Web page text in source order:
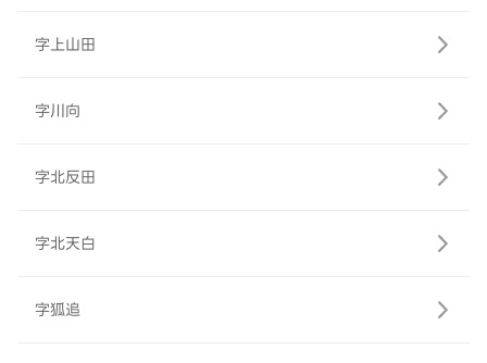
字上山田
字川向
字北反田
字北天白
字狐追